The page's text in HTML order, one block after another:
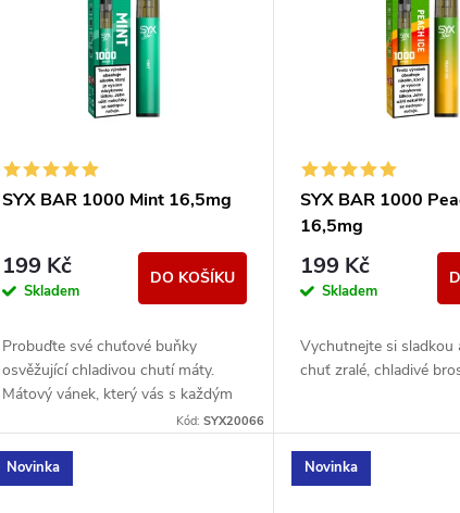
SYX BAR 1000 Mint 16,5mg
199 Kč
Skladem
DO KOŠÍKU
Probuďte své chuťové buňky
osvěžující chladivou chutí máty.
Mátový vánek, který vás s každým
Kód:SYX20066
SYX BAR 1000
16,5mg
199 Kč
Skladem
Vychutnejte si sladkou
chuť zralé, chladivé
Novinka Novinka